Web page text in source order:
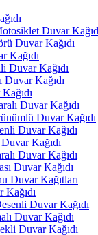
Duvar
Duvar Kağıdı
Kağıdı
Duvar Kağıdı
Duvar Kağıdı
Duvar Kağıdı
Duvar Kağıdı
Duvar Kağıdı
Kağıdı
Duvar Kağıdı
Duvar Kağıdı
Duvar Kağıtları
Duvar Kağıdı
Duvar Kağıdı
Duvar Kağıdı